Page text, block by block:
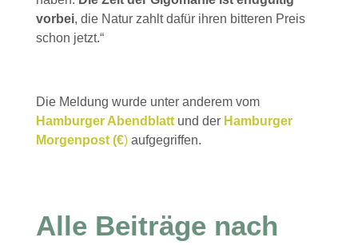
vorbei, die Natur zahlt dafür ihren bitteren Preis
schon jetzt.“
Die Meldung wurde unter anderem vom
Hamburger Abendblattund der Hamburger
Morgenpost (€)aufgegriffen.
Alle Beiträge nach